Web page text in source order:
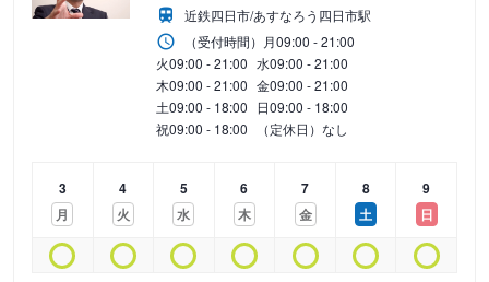
近鉄四日市/あすなろう四日市駅
（受付時間） 月09:00 - 21:00
火09:00 - 21:00 水09:00 - 21:00
木09:00 - 21:00 金09:00 - 21:00
土09:00 - 18:00 日09:00 - 18:00
祝09:00 - 18:00 （定休日）なし
3
月
4
火
5
水
6
木
7
金
8
土
9
日